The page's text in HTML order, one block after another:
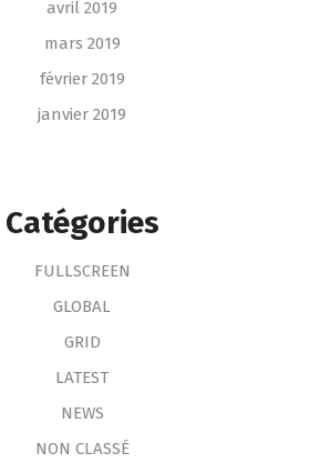
avril 2019
mars 2019
février 2019
janvier 2019
Catégories
FULLSCREEN
GLOBAL
GRID
LATEST
NEWS
NON CLASSÉ